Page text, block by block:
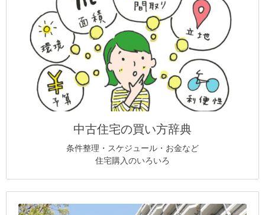
中古住宅の買い方辞典
条件整理・スケジュール・お金など
住宅購入のいろいろ